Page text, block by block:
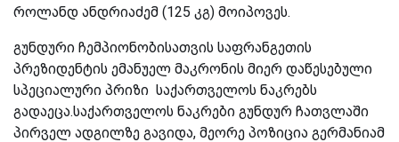
როლანდ ანდრიაძემ (125 კგ) მოიპოვეს.
გუნდური ჩემპიონობისათვის საფრანგეთის
პრეზიდენტის ემანუელ მაკრონის მიერ დაწესებული
სპეციალური პრიზი საქართველოს ნაკრებს
გადაეცა.საქართველოს ნაკრები გუნდურ ჩათვლაში
პირველ ადგილზე გავიდა, მეორე პოზიცია გერმანიამ